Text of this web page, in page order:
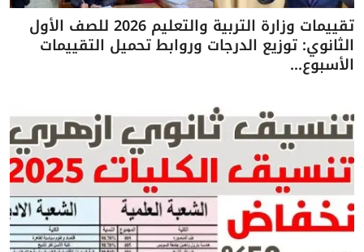
تقييمات وزارة التربية والتعليم 2026 للصف الأول
الثانوي: توزيع الدرجات وروابط تحميل التقييمات
الأسبوع...